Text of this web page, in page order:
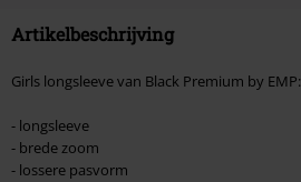
Artikelbeschrijving
Girls longsleeve van Black Premium by EMP:
- longsleeve
- brede zoom
- lossere pasvorm